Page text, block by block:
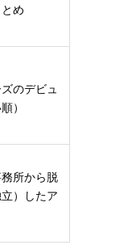
め
のデビュ
）
所から脱
）したア